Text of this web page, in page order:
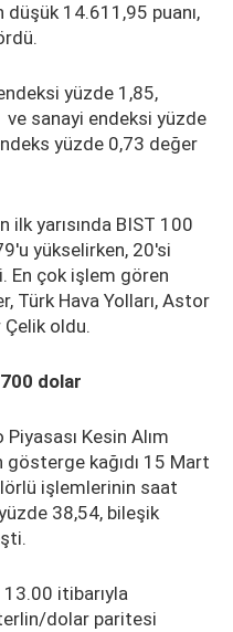
düşük 14.611,95 puanı,
yüzde 1,85,
sanayi endeksi yüzde
yüzde 0,73 değer
ilk yarısında BIST 100
yükselirken, 20'si
En çok işlem gören
Türk Hava Yolları, Astor
Çelik oldu.
dolar
Kesin Alım
gösterge kağıdı 15 Mart
işlemlerinin saat
38,54, bileşik
itibarıyla
dolar paritesi